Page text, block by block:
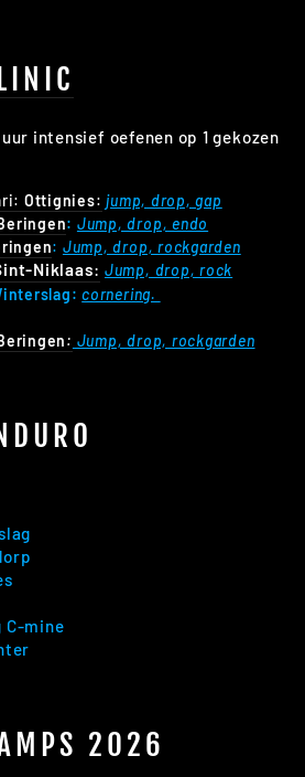
intensief oefenen op 1 gekozen
Ottignies: jump, drop, gap
: Jump, drop, endo
: Jump, drop, rockgarden
Niklaas: Jump, drop, rock
cornering.
: Jump, drop, rockgarden
C-mine
2026